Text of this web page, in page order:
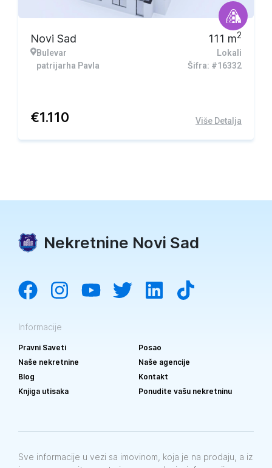
Novi Sad
Bulevar
patrijarha Pavla
111 m2
Lokali
Šifra: #16332
€1.110 Više Detalja
Nekretnine Novi Sad
Informacije
Pravni Saveti
Posao
Naše nekretnine
Naše agencije
Blog
Kontakt
Knjiga utisaka
Ponudite vašu nekretninu
Sve informacije u vezi sa imovinom, koja je na prodaju, a iz